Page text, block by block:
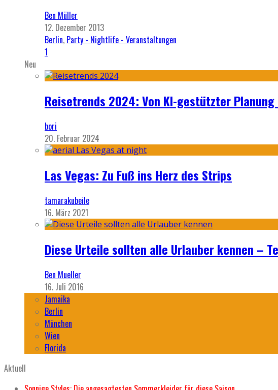
Ben Müller
12. Dezember 2013
Berlin, Party - Nightlife - Veranstaltungen
1
Neu
Reisetrends 2024: Von KI-gestützter
bori
20. Februar 2024
Las Vegas: Zu Fuß ins Herz des Strips
tamarakubeile
16. März 2021
Diese Urteile sollten alle Urlauber kennen –
Ben Mueller
16. Juli 2016
Jamaika
Berlin
München
Wien
Florida
Aktuell